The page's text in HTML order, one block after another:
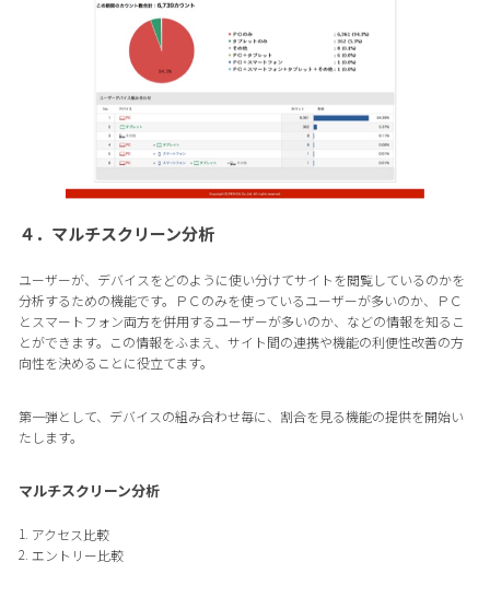
４．マルチスクリーン分析
ユーザーが、デバイスをどのように使い分けてサイトを閲覧しているのかを
分析するための機能です。ＰＣのみを使っているユーザーが多いのか、ＰＣ
とスマートフォン両方を併用するユーザーが多いのか、などの情報を知るこ
とができます。この情報をふまえ、サイト間の連携や機能の利便性改善の方
向性を決めることに役立てます。
第一弾として、デバイスの組み合わせ毎に、割合を見る機能の提供を開始い
たします。
マルチスクリーン分析
アクセス比較
エントリー比較